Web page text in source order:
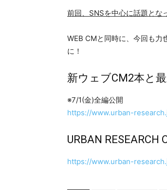
前回、SNSを中心に話題とな
WEB CMと同時に、今回も力
に！
新ウェブCM2本と
※7/1(金)全編公開
https://www.urban-
URBAN RESEARCH
https://www.urban-